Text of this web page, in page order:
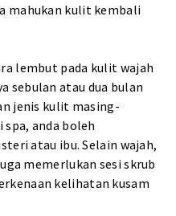
mahukan kulit kembali
lembut pada kulit wajah
sebulan atau dua bulan
jenis kulit masing-
anda boleh
atau ibu. Selain wajah,
memerlukan sesi skrub
kelihatan kusam